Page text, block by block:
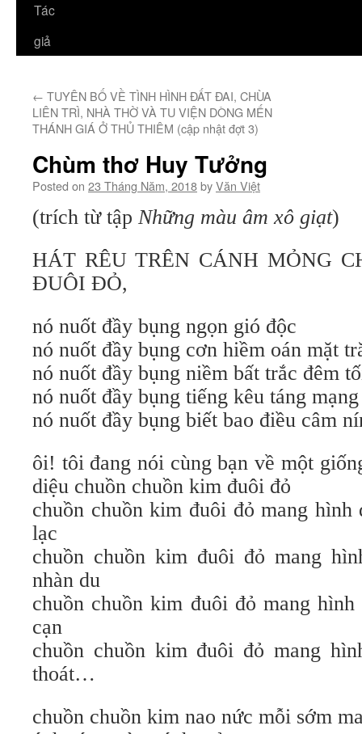
Tác
giả
← TUYÊN BỐ VỀ TÌNH HÌNH ĐẤT ĐAI, CHÙA
LIÊN TRÌ, NHÀ THỜ VÀ TU VIỆN DÒNG MẾN
THÁNH GIÁ Ở THỦ THIÊM (cập nhật đợt 3)
Chùm thơ Huy Tưởng
Posted on 23 Tháng Năm, 2018byVăn Việt
(trích từ tập Những màu âm xô giạt)
HÁT RÊU TRÊN CÁNH MỎNG
ĐUÔI ĐỎ,
nó nuốt đầy bụng ngọn gió độc
nó nuốt đầy bụng cơn hiềm oán mặt
nó nuốt đầy bụng niềm bất trắc đêm
nó nuốt đầy bụng tiếng kêu táng
nó nuốt đầy bụng biết bao điều câm
ôi! tôi đang nói cùng bạn về một
diệu chuồn chuồn kim đuôi đỏ
chuồn chuồn kim đuôi đỏ mang hình
lạc
chuồn chuồn kim đuôi đỏ mang
nhàn du
chuồn chuồn kim đuôi đỏ mang hình
cạn
chuồn chuồn kim đuôi đỏ mang
thoát…
chuồn chuồn kim nao nức mỗi sớm